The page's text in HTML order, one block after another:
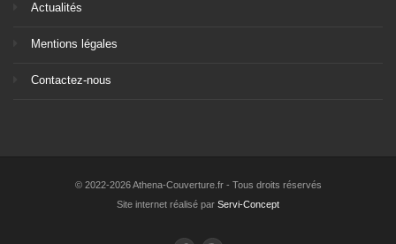
Actualités
Mentions légales
Contactez-nous
© 2022-2026 Athena-Couverture.fr - Tous droits réservés
Site internet réalisé par Servi-Concept